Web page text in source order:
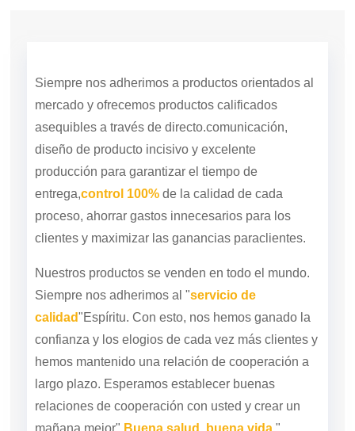
Siempre nos adherimos a productos orientados al
mercado y ofrecemos productos calificados
asequibles a través de directo.comunicación,
diseño de producto incisivo y excelente
producción para garantizar el tiempo de
entrega,control 100% de la calidad de cada
proceso, ahorrar gastos innecesarios para los
clientes y maximizar las ganancias paraclientes.
Nuestros productos se venden en todo el mundo.
Siempre nos adherimos al "servicio de
calidad"Espíritu. Con esto, nos hemos ganado la
confianza y los elogios de cada vez más clientes y
hemos mantenido una relación de cooperación a
largo plazo. Esperamos establecer buenas
relaciones de cooperación con usted y crear un
mañana mejor". Buena salud, buena vida.",